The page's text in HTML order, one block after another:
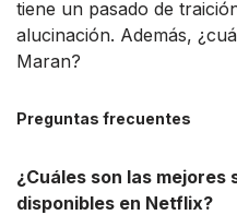
tiene un pasado de
alucinación. Además,
Maran?
Preguntas frecuentes
¿Cuáles son las
disponibles en Netflix?